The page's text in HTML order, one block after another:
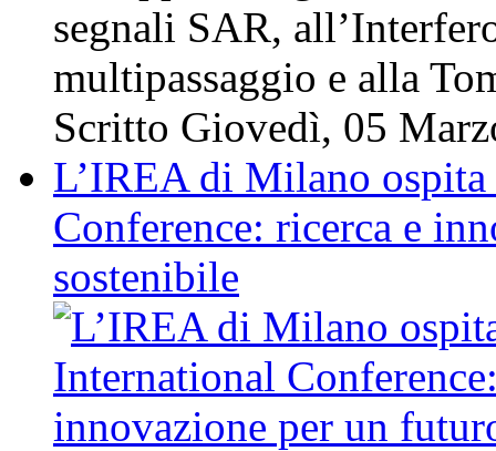
segnali SAR,
multipassaggio e alla
Scritto Giovedì, 05
L’IREA di Milano
Conference: ricerca e
sostenibile